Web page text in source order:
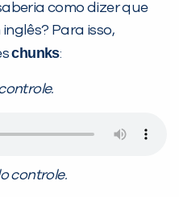
como dizer que
Para isso,
chunks:
controle.